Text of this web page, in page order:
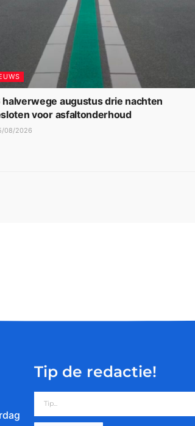
halverwege augustus drie nachten
voor asfaltonderhoud
08/2026
Tip de redactie!